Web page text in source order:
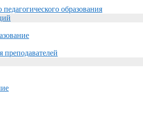
образования